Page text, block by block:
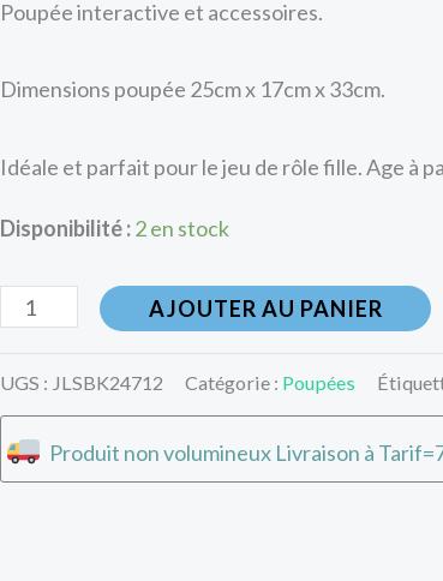
Poupée interactive et accessoires.
Dimensions poupée 25cm x 17cm x 33cm.
Idéale et parfait pour le jeu de rôle fille. Age à
Disponibilité :2 en stock
AJOUTER AU PANIER
UGS : JLSBK24712 Catégorie : Poupées
Produit non volumineux Livraison à